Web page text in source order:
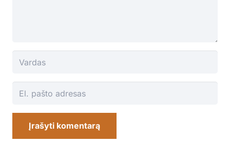
Įrašyti komentarą